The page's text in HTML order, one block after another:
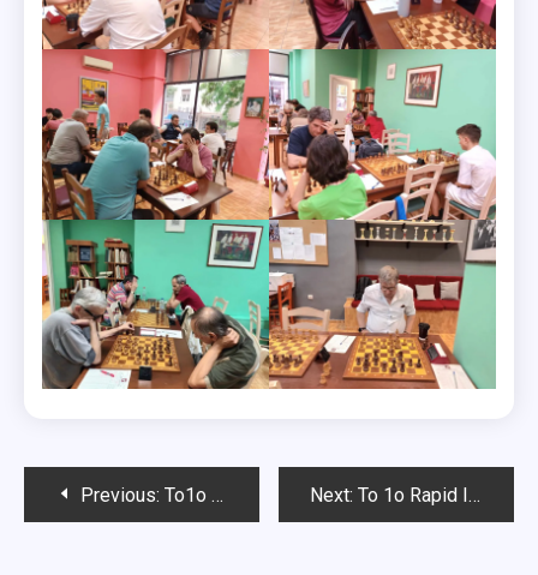
PostPrevious: Το1ο Blitz Ιουνίου Chess Square 2024-Αποτελέσματα Next: Το 1ο Rapid Ιουνίου Chess Square 2024